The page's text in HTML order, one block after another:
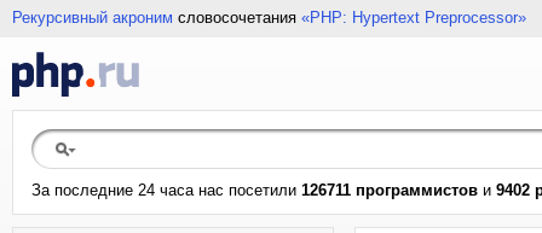
Рекурсивный акроним словосочетания «PHP: Hypertext Preprocessor»
За последние 24 часа нас посетили 126711 программистов и 9402